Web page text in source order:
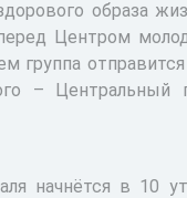
образа
Центром
группа
–
начнётся в 10